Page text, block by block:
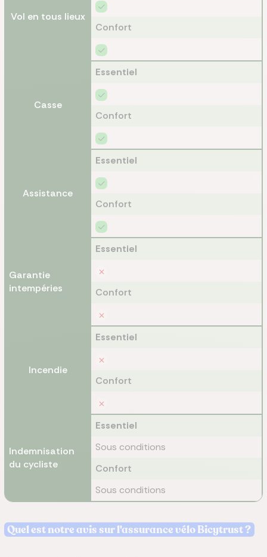
Vol en tous lieux
Confort
Casse
Essentiel
Confort
Assistance
Essentiel
Confort
Garantie
intempéries
Essentiel
Confort
Incendie
Essentiel
Confort
Indemnisation
du cycliste
Essentiel
Sous conditions
Confort
Sous conditions
Quel est notre avis sur l'assurance vélo Bicytrust ?